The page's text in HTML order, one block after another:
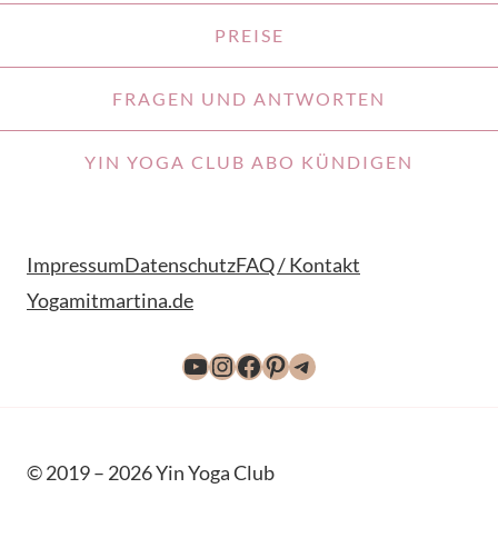
PREISE
FRAGEN UND ANTWORTEN
YIN YOGA CLUB ABO KÜNDIGEN
ImpressumDatenschutzFAQ / Kontakt
Yogamitmartina.de
YouTube
Instagram
Facebook
Pinterest
Telegram
© 2019 – 2026 Yin Yoga Club